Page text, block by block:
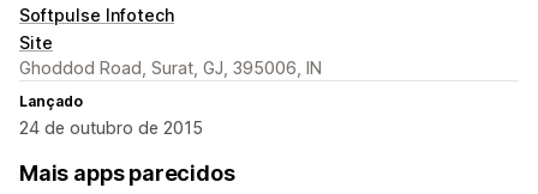
Softpulse Infotech
Site
Ghoddod Road, Surat, GJ, 395006, IN
Lançado
24 de outubro de 2015
Mais apps parecidos